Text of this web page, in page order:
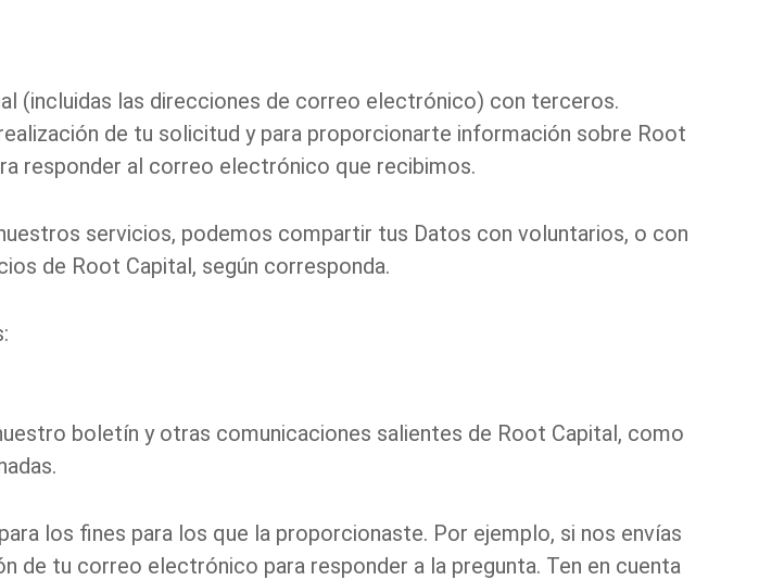
(incluidas las direcciones de correo electrónico) con terceros.
de tu solicitud y para proporcionarte información sobre Root
responder al correo electrónico que recibimos.
servicios, podemos compartir tus Datos con voluntarios, o con
de Root Capital, según corresponda.
boletín y otras comunicaciones salientes de Root Capital, como
los fines para los que la proporcionaste. Por ejemplo, si nos envías
tu correo electrónico para responder a la pregunta. Ten en cuenta